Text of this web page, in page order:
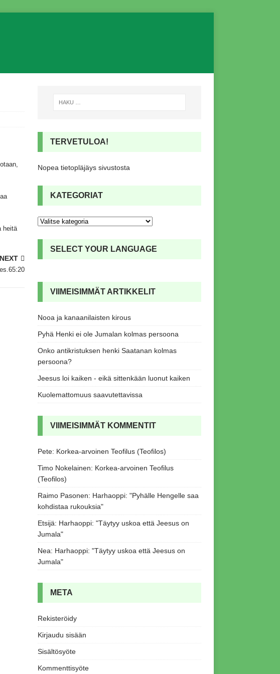
heitä
NEXT
TERVETULOA!
Nopea tietopläjäys sivustosta
KATEGORIAT
SELECT YOUR LANGUAGE
VIIMEISIMMÄT ARTIKKELIT
Nooa ja kanaanilaisten kirous
Pyhä Henki ei ole Jumalan kolmas persoona
Onko antikristuksen henki Saatanan kolmas
persoona?
Jeesus loi kaiken - eikä sittenkään luonut kaiken
Kuolemattomuus saavutettavissa
VIIMEISIMMÄT KOMMENTIT
Pete: Korkea-arvoinen Teofilus (Teofilos)
Timo Nokelainen: Korkea-arvoinen Teofilus
(Teofilos)
Raimo Pasonen: Harhaoppi: "Pyhälle Hengelle saa
kohdistaa rukouksia"
Etsijä: Harhaoppi: "Täytyy uskoa että Jeesus on
Jumala"
Nea: Harhaoppi: "Täytyy uskoa että Jeesus on
Jumala"
META
Rekisteröidy
Kirjaudu sisään
Sisältösyöte
Kommenttisyöte